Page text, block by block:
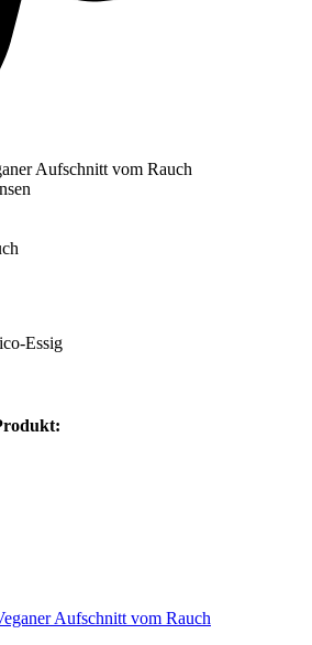
Aufschnitt vom Rauch
Essig
Aufschnitt vom Rauch